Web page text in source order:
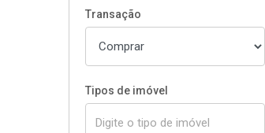
Transação
Tipos de imóvel